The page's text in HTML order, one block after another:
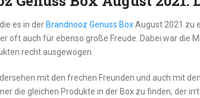
es in der Brandnooz Genuss BoxAugust 2021 zu
oft auch für ebenso große Freude. Dabei war die
recht ausgewogen.
mit den frechen Freunden und auch mit
die gleichen Produkte in der Box zu finden, der